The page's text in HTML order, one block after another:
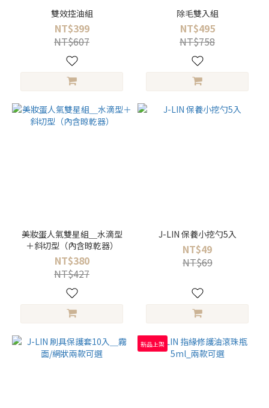
雙效控油組
NT$399
NT$607
除毛雙入組
NT$495
NT$758
美妝蛋人氣雙星組＿水滴型
＋斜切型（內含晾乾器）
NT$380
NT$427
J-LIN 保養小挖勺5入
NT$49
NT$69
新品上架